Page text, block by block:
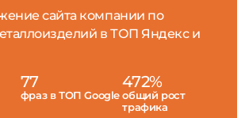
сайта компании по
в ТОП Яндекс и
77
фраз в ТОП Google
472%
общий рост
трафика